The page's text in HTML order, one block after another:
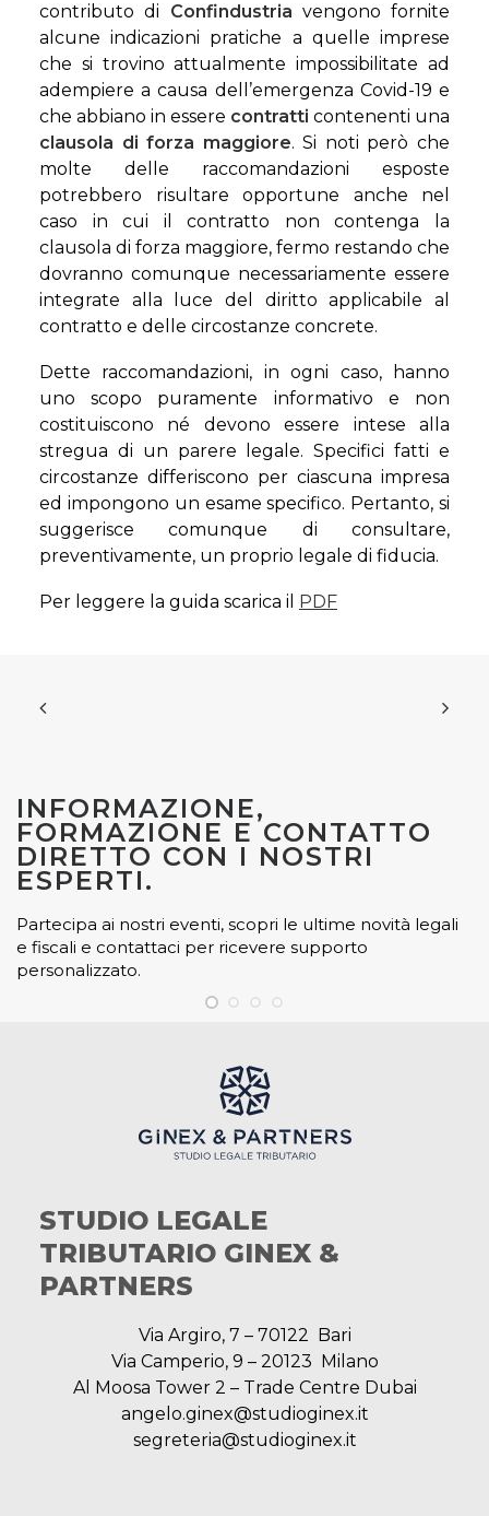
contributo di Confindustria vengono fornite
alcune indicazioni pratiche a quelle imprese
che si trovino attualmente impossibilitate ad
adempiere a causa dell’emergenza Covid-19 e
che abbiano in essere contratti contenenti una
clausola di forza maggiore. Si noti però che
molte delle raccomandazioni esposte
potrebbero risultare opportune anche nel
caso in cui il contratto non contenga la
clausola di forza maggiore, fermo restando che
dovranno comunque necessariamente essere
integrate alla luce del diritto applicabile al
contratto e delle circostanze concrete.
Dette raccomandazioni, in ogni caso, hanno
uno scopo puramente informativo e non
costituiscono né devono essere intese alla
stregua di un parere legale. Specifici fatti e
circostanze differiscono per ciascuna impresa
ed impongono un esame specifico. Pertanto, si
suggerisce comunque di consultare,
preventivamente, un proprio legale di fiducia.
Per leggere la guida scarica il PDF
INFORMAZIONE,
FORMAZIONE E CONTATTO
DIRETTO CON I NOSTRI
ESPERTI.
Partecipa ai nostri eventi, scopri le ultime novità legali
e fiscali e contattaci per ricevere supporto
personalizzato.
STUDIO LEGALE
TRIBUTARIO GINEX &
PARTNERS
Via Argiro, 7 – 70122 Bari
Via Camperio, 9 – 20123 Milano
Al Moosa Tower 2 – Trade Centre Dubai
angelo.ginex@studioginex.it
segreteria@studioginex.it